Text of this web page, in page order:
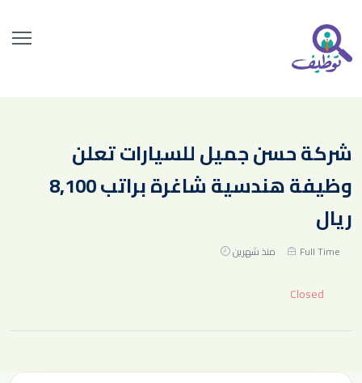
شركة حسن جميل للسيارات تعلن
وظيفة هندسية شاغرة براتب 8,100
ريال
Full Time منذ شهرين
Closed